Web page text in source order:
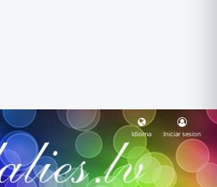
Idioma Iniciar sesion